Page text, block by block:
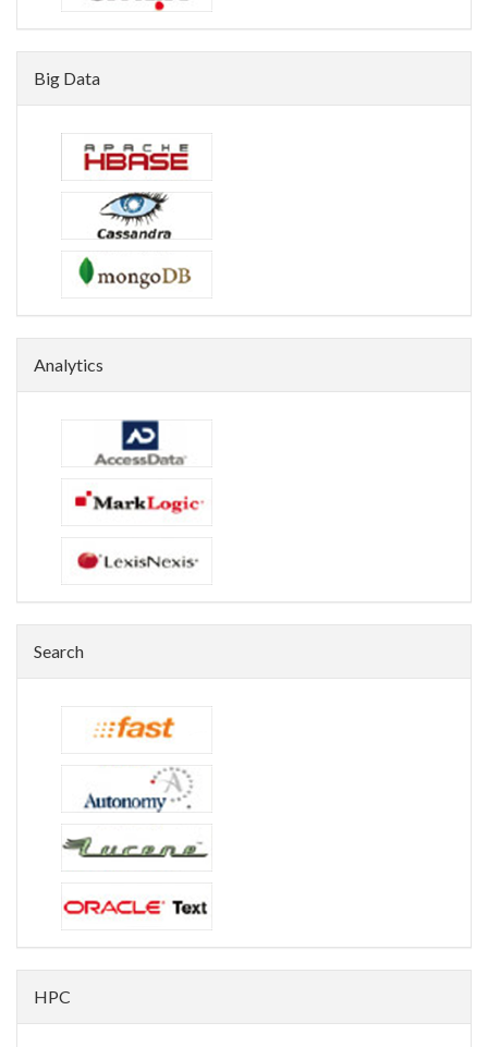
Big Data
Analytics
Search
HPC